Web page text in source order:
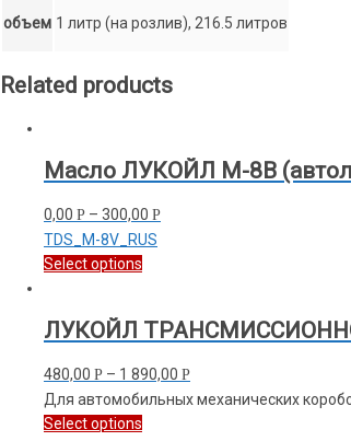
объем 1 литр (на розлив), 216.5 литров
Related products
Масло ЛУКОЙЛ М-8В
0,00 Р – 300,00 Р
TDS_M-8V_RUS
Select options
ЛУКОЙЛ
480,00 Р – 1 890,00 Р
Для автомобильных механических
Select options